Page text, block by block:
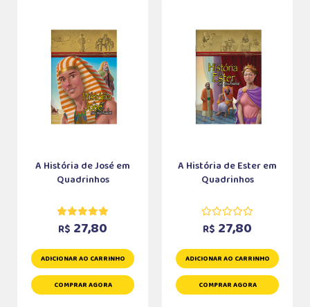
A História de José em
Quadrinhos
R$ 27,80
ADICIONAR AO CARRINHO
COMPRAR AGORA
A História de Ester em
Quadrinhos
R$ 27,80
ADICIONAR AO CARRINHO
COMPRAR AGORA